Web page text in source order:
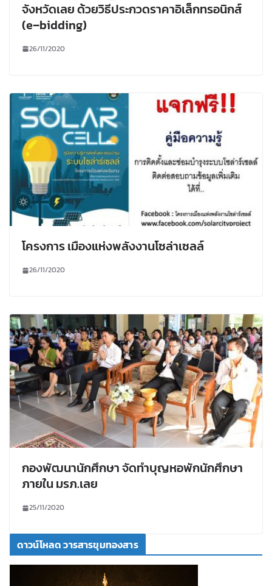
จังหวัดเลย ด้วยวิธีประกวดราคาอิเล็กทรอนิกส์
(e–bidding)
26/11/2020
โครงการ เมืองแห่งพลังงานโซล่าเซลล์
26/11/2020
กองพัฒนานักศึกษา จัดทำบุญหอพักนักศึกษา
ภายใน มรภ.เลย
25/11/2020
ดาวน์โหลด วารสารขุมทองสาร